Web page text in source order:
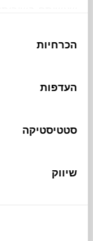
הסכמה
הכרחיות
העדפות
סטטיסטיקה
שיווק
העיצוב
המנורה